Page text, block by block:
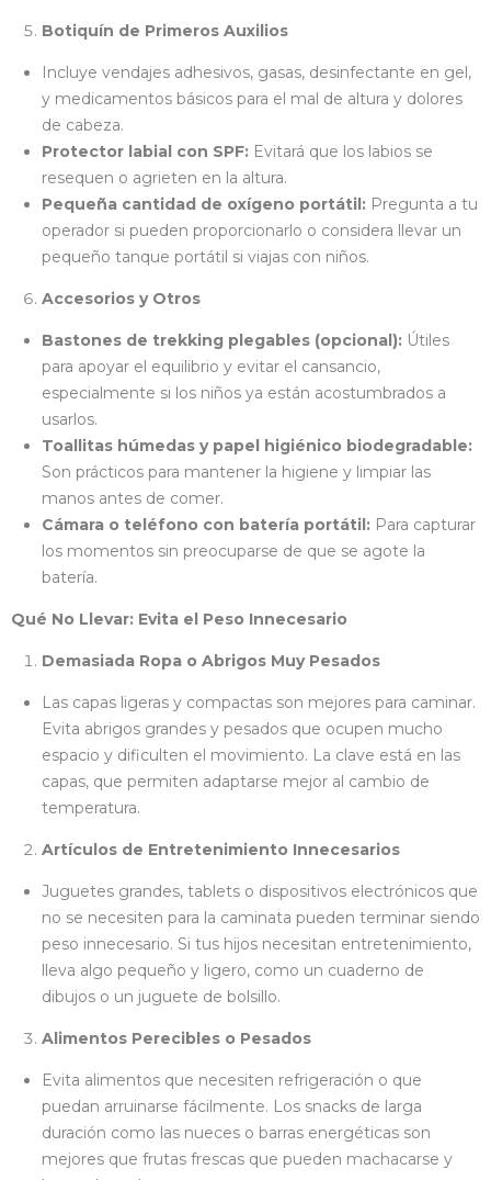
Botiquín de Primeros Auxilios
Incluye vendajes adhesivos, gasas, desinfectante en gel,
y medicamentos básicos para el mal de altura y dolores
de cabeza.
Protector labial con SPF: Evitará que los labios se
resequen o agrieten en la altura.
Pequeña cantidad de oxígeno portátil: Pregunta a tu
operador si pueden proporcionarlo o considera llevar un
pequeño tanque portátil si viajas con niños.
Accesorios y Otros
Bastones de trekking plegables (opcional): Útiles
para apoyar el equilibrio y evitar el cansancio,
especialmente si los niños ya están acostumbrados a
usarlos.
Toallitas húmedas y papel higiénico biodegradable:
Son prácticos para mantener la higiene y limpiar las
manos antes de comer.
Cámara o teléfono con batería portátil: Para capturar
los momentos sin preocuparse de que se agote la
batería.
Qué No Llevar: Evita el Peso Innecesario
Demasiada Ropa o Abrigos Muy Pesados
Las capas ligeras y compactas son mejores para caminar.
Evita abrigos grandes y pesados que ocupen mucho
espacio y dificulten el movimiento. La clave está en las
capas, que permiten adaptarse mejor al cambio de
temperatura.
Artículos de Entretenimiento Innecesarios
Juguetes grandes, tablets o dispositivos electrónicos que
no se necesiten para la caminata pueden terminar siendo
peso innecesario. Si tus hijos necesitan entretenimiento,
lleva algo pequeño y ligero, como un cuaderno de
dibujos o un juguete de bolsillo.
Alimentos Perecibles o Pesados
Evita alimentos que necesiten refrigeración o que
puedan arruinarse fácilmente. Los snacks de larga
duración como las nueces o barras energéticas son
mejores que frutas frescas que pueden machacarse y